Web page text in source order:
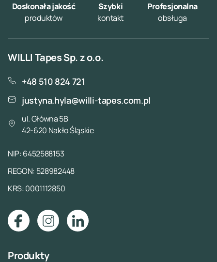
Doskonała jakość
produktów
Szybki
kontakt
Profesjonalna
obsługa
WILLI Tapes Sp. z o.o.
+48 510 824 721
justyna.hyla@willi-tapes.com.pl
ul. Główna 5B
42-620 Nakło Śląskie
NIP: 6452588153
REGON: 528982448
KRS: 0001112850
Produkty